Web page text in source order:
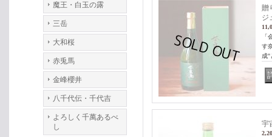
魔王・白玉の露
三岳
大和桜
赤兎馬
金峰櫻井
八千代伝・千代吉
よろしく千萬あるべ
し
贈
ジ
「
す
成"
宇